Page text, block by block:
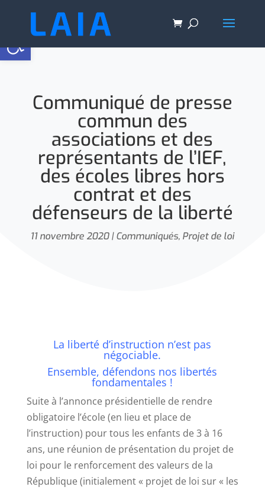
Ouvrir la barre d’outils
Communiqué de presse
commun des
associations et des
représentants de l’IEF,
des écoles libres hors
contrat et des
défenseurs de la liberté
11 novembre 2020|Communiqués, Projet de loi
La liberté d’instruction n’est pas
négociable.
Ensemble, défendons nos libertés
fondamentales !
Suite à l’annonce présidentielle de rendre
obligatoire l’école (en lieu et place de
l’instruction) pour tous les enfants de 3 à 16
ans, une réunion de présentation du projet de
loi pour le renforcement des valeurs de la
République (initialement « projet de loi sur « les